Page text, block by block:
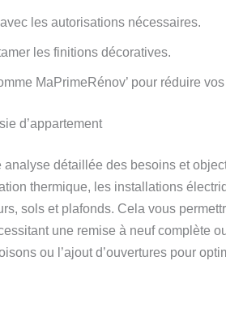
les autorisations nécessaires.
les finitions décoratives.
MaPrimeRénov’ pour réduire
d’appartement
analyse détaillée des besoins et
thermique, les installations
sols et plafonds. Cela vous
une remise à neuf complète
ou l’ajout d’ouvertures pour